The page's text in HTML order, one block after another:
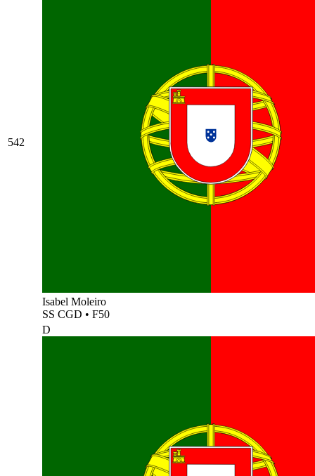
542
Isabel Moleiro
SS CGD • F50
D